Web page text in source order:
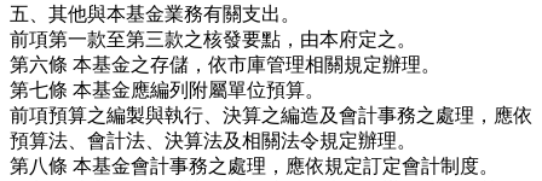
五、其他與本基金業務有關支出。
前項第一款至第三款之核發要點，由本府定之。
第六條 本基金之存儲，依市庫管理相關規定辦理。
第七條 本基金應編列附屬單位預算。
前項預算之編製與執行、決算之編造及會計事務之處理，應依
預算法、會計法、決算法及相關法令規定辦理。
第八條 本基金會計事務之處理，應依規定訂定會計制度。